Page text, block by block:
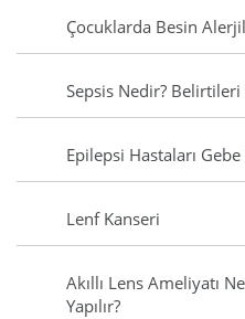
Çocuklarda Besin
Sepsis Nedir?
Epilepsi Hastaları
Lenf Kanseri
Akıllı Lens Ameliyatı
Yapılır?